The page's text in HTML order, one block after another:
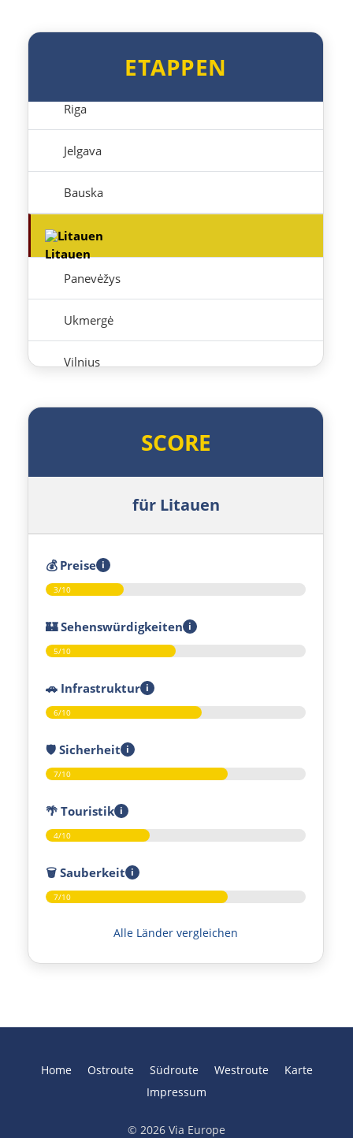
ETAPPEN
Riga
Jelgava
Bauska
Litauen
Panevėžys
Ukmergė
Vilnius
Ełk
Łomża
Warschau
Żyrardów
Turek
Nowy Tomyśl
Schwiebus
Berlin
SCORE
für Litauen
💰Preise i
3/10
🏰Sehenswürdigkeiten i
5/10
🚗 Infrastruktur i
6/10
🛡️ Sicherheit i
7/10
🌴 Touristik i
4/10
🗑️ Sauberkeit i
7/10
Alle Länder vergleichen
Home Ostroute Südroute Westroute
Karte
Impressum
© 2026 Via Europe